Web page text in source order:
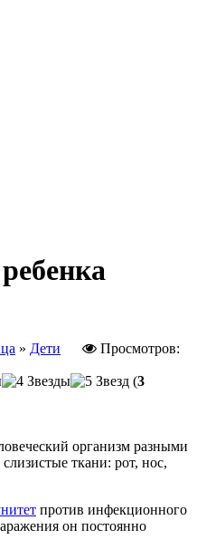
» Дети
Просмотров:
(3
организм разными
ткани: рот, нос,
против инфекционного
он постоянно